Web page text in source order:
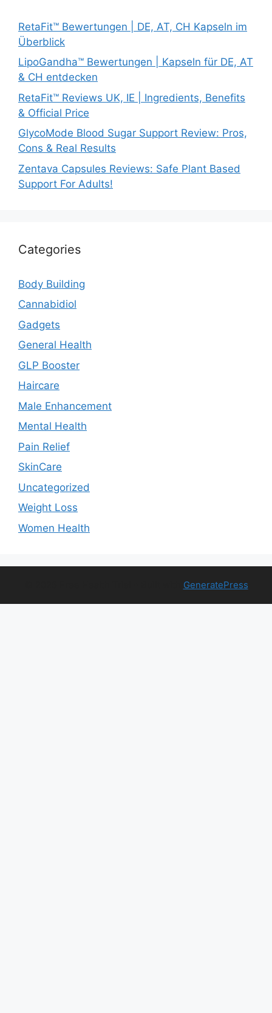
RetaFit™ Bewertungen | DE, AT, CH Kapseln im
Überblick
LipoGandha™ Bewertungen | Kapseln für DE, AT
& CH entdecken
RetaFit™ Reviews UK, IE | Ingredients, Benefits
& Official Price
GlycoMode Blood Sugar Support Review: Pros,
Cons & Real Results
Zentava Capsules Reviews: Safe Plant Based
Support For Adults!
Categories
Body Building
Cannabidiol
Gadgets
General Health
GLP Booster
Haircare
Male Enhancement
Mental Health
Pain Relief
SkinCare
Uncategorized
Weight Loss
Women Health
GeneratePress